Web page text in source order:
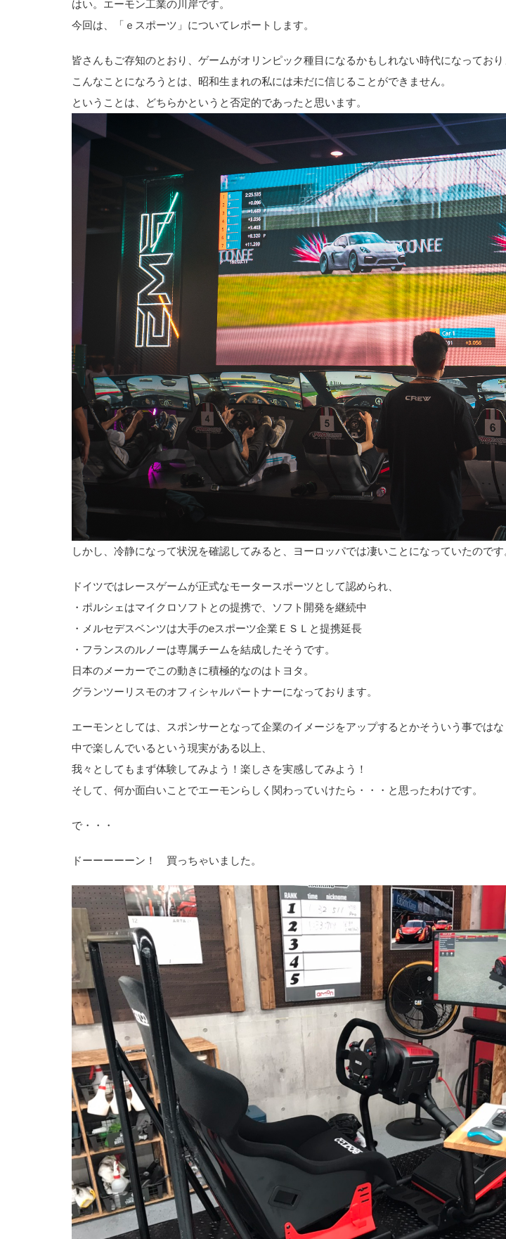
はい。エーモン工業の川岸です。
今回は、「ｅスポーツ」についてレポートします。
皆さんもご存知のとおり、ゲームがオリンピック種目になるかもしれない時代になっており
こんなことになろうとは、昭和生まれの私には未だに信じることができません。
ということは、どちらかというと否定的であったと思います。
しかし、冷静になって状況を確認してみると、ヨーロッパでは凄いことになっていたのです
ドイツではレースゲームが正式なモータースポーツとして認められ、
・ポルシェはマイクロソフトとの提携で、ソフト開発を継続中
・メルセデスベンツは大手のeスポーツ企業ＥＳＬと提携延長
・フランスのルノーは専属チームを結成したそうです。
日本のメーカーでこの動きに積極的なのはトヨタ。
グランツーリスモのオフィシャルパートナーになっております。
エーモンとしては、スポンサーとなって企業のイメージをアップするとかそういう事では
中で楽しんでいるという現実がある以上、
我々としてもまず体験してみよう！楽しさを実感してみよう！
そして、何か面白いことでエーモンらしく関わっていけたら・・・と思ったわけです。
で・・・
ドーーーーーン！ 買っちゃいました。